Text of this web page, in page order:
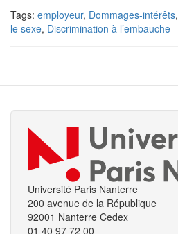
Tags: employeur, Dommages-intérêts,
le sexe, Discrimination à l’embauche
Université Paris Nanterre
200 avenue de la République
92001 Nanterre Cedex
01 40 97 72 00